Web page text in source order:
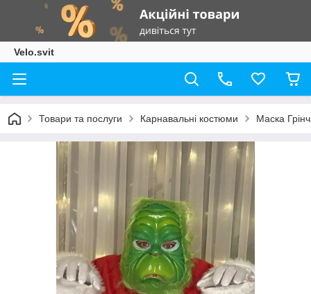
Velo.svit
Товари та послуги Карнавальні костюми Маска